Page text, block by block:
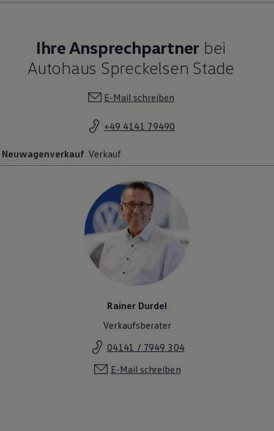
Ihre Ansprechpartner bei
Autohaus Spreckelsen Stade
E-Mail schreiben
+49 4141 79490
Neuwagenverkauf Verkauf
Rainer Durdel
Verkaufsberater
04141 / 7949 304
E-Mail schreiben